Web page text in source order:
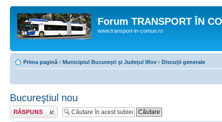
Forum TRANSPORT ÎN
www.transport-in-comun.ro
Prima pagină ‹ Municipiul Bucureşti şi Judeţul Ilfov ‹ Discuţii generale
Bucureştiul nou
Răspunde